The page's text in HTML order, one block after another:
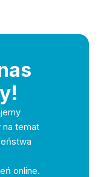
na temat
online.